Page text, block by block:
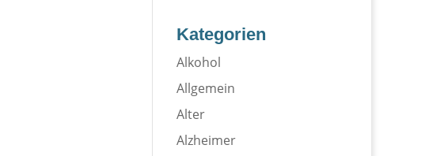
Kategorien
Alkohol
Allgemein
Alter
Alzheimer